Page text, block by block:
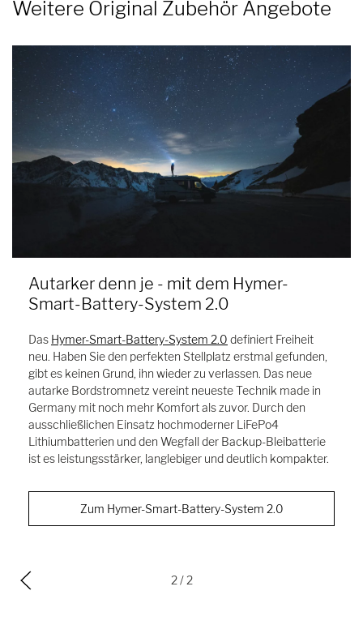
Weitere Original Zubehör Angebote
Autarker denn je - mit dem Hymer-
Smart-Battery-System 2.0
Das Hymer-Smart-Battery-System 2.0 definiert Freiheit
neu. Haben Sie den perfekten Stellplatz erstmal gefunden,
gibt es keinen Grund, ihn wieder zu verlassen. Das neue
autarke Bordstromnetz vereint neueste Technik made in
Germany mit noch mehr Komfort als zuvor. Durch den
ausschließlichen Einsatz hochmoderner LiFePo4
Lithiumbatterien und den Wegfall der Backup-Bleibatterie
ist es leistungsstärker, langlebiger und deutlich kompakter.
Zum Hymer-Smart-Battery-System 2.0
2/ 2